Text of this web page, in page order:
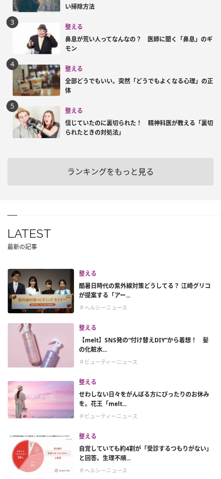
い掃除方法
整える
鼻息が荒い人ってなんなの？ 医師に聞く「鼻息」のギ
モン
整える
全部どうでもいい。突然「どうでもよくなる心理」の正
体
整える
信じていたのに裏切られた！ 精神科医が教える「裏切
られたときの対処法」
ランキングをもっと見る
LATEST
最新の記事
整える
酷暑日時代の紫外線対策どうしてる？ 江崎グリコ
が提案する「アー...
＃ヘルシーニュース
整える
【melt】SNS発の“付け替えDIY”から着想！ 髪
の化粧水...
＃ビューティーニュース
整える
せわしない日々をがんばる方にぴったりのお休み
を。花王「melt...
＃ビューティーニュース
整える
自覚していても約4割が「受診するつもりがない」
と回答。生理不順...
＃ヘルシーニュース